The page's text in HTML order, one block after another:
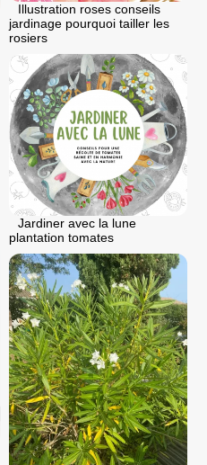
Illustration roses conseils
jardinage pourquoi tailler les
rosiers
Jardiner avec la lune
plantation tomates